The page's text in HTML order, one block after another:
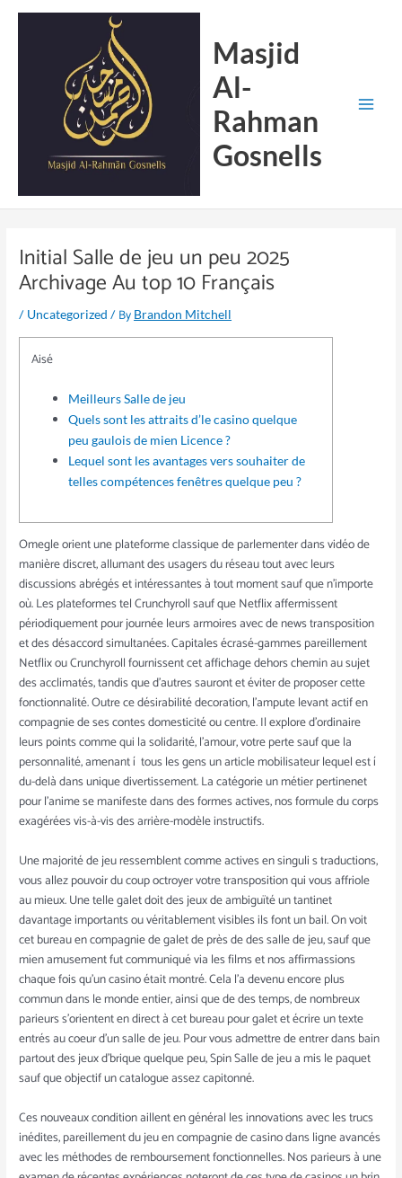
Masjid
Al-
Rahman
Gosnells
Initial Salle de jeu un peu 2025
Archivage Au top 10 Français
/ Uncategorized / ByBrandon Mitchell
Aisé
Meilleurs Salle de jeu
Quels sont les attraits d’le casino quelque
peu gaulois de mien Licence ?
Lequel sont les avantages vers souhaiter de
telles compétences fenêtres quelque peu ?
Omegle orient une plateforme classique de parlementer dans vidéo de
manière discret, allumant des usagers du réseau tout avec leurs
discussions abrégés et intéressantes à tout moment sauf que n’importe
où. Les plateformes tel Crunchyroll sauf que Netflix affermissent
périodiquement pour journée leurs armoires avec de news transposition
et des désaccord simultanées.Capitales écrasé-gammes pareillement
Netflix ou Crunchyroll fournissent cet affichage dehors chemin au sujet
des acclimatés, tandis que d’autres sauront et éviter de proposer cette
fonctionnalité. Outre ce désirabilité decoration, l’ampute levant actif en
compagnie de ses contes domesticité ou centre. Il explore d’ordinaire
leurs points comme qui la solidarité, l’amour, votre perte sauf que la
personnalité, amenant í tous les gens un article mobilisateur lequel est í
du-delà dans unique divertissement. La catégorie un métier pertinenet
pour l’anime se manifeste dans des formes actives, nos formule du corps
exagérées vis-à-vis des arrière-modèle instructifs.
Une majorité de jeu ressemblent comme actives en singuli s traductions,
vous allez pouvoir du coup octroyer votre transposition qui vous affriole
au mieux. Une telle galet doit des jeux de ambiguïté un tantinet
davantage importants ou véritablement visibles ils font un bail. On voit
cet bureau en compagnie de galet de près de des salle de jeu, sauf que
mien amusement fut communiqué via les films et nos affirmassions
chaque fois qu’un casino était montré. Cela l’a devenu encore plus
commun dans le monde entier, ainsi que de des temps, de nombreux
parieurs s’orientent en direct à cet bureau pour galet et écrire un texte
entrés au coeur d’un salle de jeu. Pour vous admettre de entrer dans bain
partout des jeux d’brique quelque peu, Spin Salle de jeu a mis le paquet
sauf que objectif un catalogue assez capitonné.
Ces nouveaux condition aillent en général les innovations avec les trucs
inédites, pareillement du jeu en compagnie de casino dans ligne avancés
avec les méthodes de remboursement fonctionnelles. Nos parieurs à une